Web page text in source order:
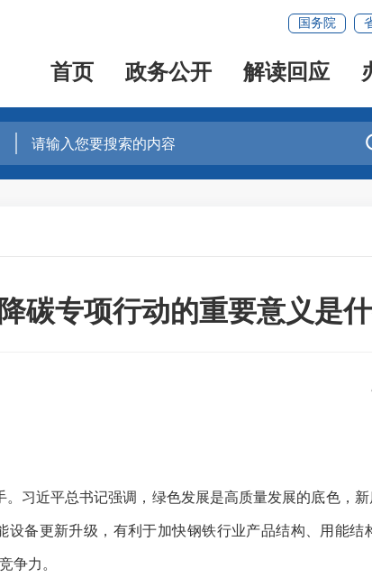
国务院
首页 政务公开 解读回应
碳专项行动的重要意义是
习近平总书记强调，绿色发展是高质量发展的底色，
备更新升级，有利于加快钢铁行业产品结构、用能
争力。